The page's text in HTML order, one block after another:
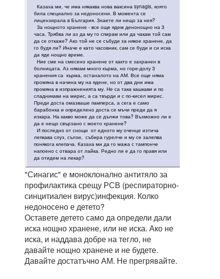
Казаха ми, че има някаква нова ваксина synagis, която
била специално за недоносени. В момента се
лицензирала в България. Знаете ли нещо за нея?
За нощното хранене - все още ядем денонощно на 3
часа. Трябва ли аз да му го спирам или да чакам той сам
да се откаже? Ако той не се събуди за някое хранене, да
го будя ли? Иначе е като часовник, сам се буди и си иска
да яде нощно време.
Ние сме на смесено хранене от както е захранен в
болницата. Аз нямам много кърма, но горе-долу 3
хранения са кърма, останалото на АМ. Все още няма
промяна в начина му на ядене, но от два дни има
промяна в изпражненията му. Не са така кашкави и по
сладникави на мирис, а са твърди и с по-кисел мирис.
Преди доста омазваше памперса, а сега е само
барабонка и определено доста се мъчи преди да я
изкара. На какво може да се дължи това? Възможно ли е
да е нещо свързано с моето хранене?
И последно от снощи от едното му оченце изтича
лепкава слуз, сълзи, събира гурелче и му се залепва
понякога клепача. Казаха ми да го мажа с тампонче
напоено с отвара от лайка. Редно ли е да го правя или
да отидем на лекар?
"Синагис" е моноклонално антитяло за
профилактика срещу РСВ (респираторно-
синцитиален вирус)инфекция. Колко
недоносено е детето?
Оставете детето само да определи дали
иска нощно хранене, или не иска. Ако не
иска, и наддава добре на тегло, не
давайте нощно хранене и не будете.
Давайте достатъчно АМ. Не прегрявайте.